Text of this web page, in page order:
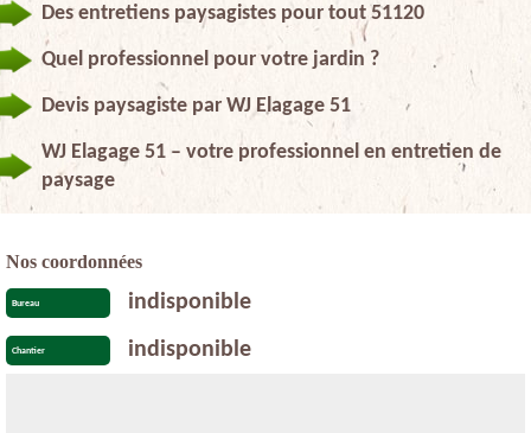
Des entretiens paysagistes pour tout 51120
Quel professionnel pour votre jardin ?
Devis paysagiste par WJ Elagage 51
WJ Elagage 51 – votre professionnel en entretien de
paysage
Nos coordonnées
Bureau indisponible
Chantier indisponible